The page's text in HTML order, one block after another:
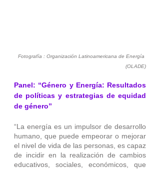
Fotografía : Organización Latinoamericana de Energía
(OLADE)
Panel: “Género y Energía: Resultados
de políticas y estrategias de equidad
de género”
“La energía es un impulsor de desarrollo
humano, que puede empeorar o mejorar
el nivel de vida de las personas, es capaz
de incidir en la realización de cambios
educativos, sociales, económicos, que